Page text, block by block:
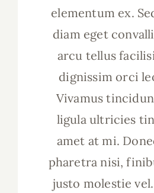
elementum ex.
diam eget
arcu tellus
dignissim orci
Vivamus
ligula ultricies
amet at mi.
pharetra nisi,
justo molestie